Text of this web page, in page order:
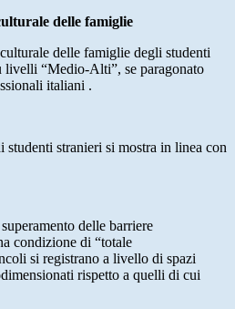
delle famiglie
delle famiglie degli studenti
livelli “Medio-Alti”, se paragonato
italiani .
studenti stranieri si mostra in linea con
delle barriere
condizione di “totale
si registrano a livello di spazi
rispetto a quelli di cui